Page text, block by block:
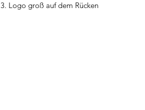
3. Logo groß auf dem Rücken